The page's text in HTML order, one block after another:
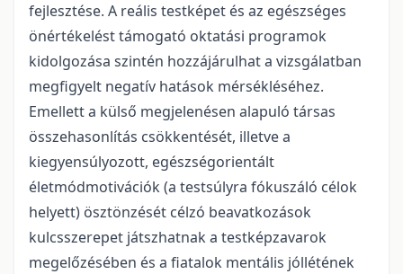
fejlesztése. A reális testképet és az egészséges
önértékelést támogató oktatási programok
kidolgozása szintén hozzájárulhat a vizsgálatban
megfigyelt negatív hatások mérsékléséhez.
Emellett a külső megjelenésen alapuló társas
összehasonlítás csökkentését, illetve a
kiegyensúlyozott, egészségorientált
életmódmotivációk (a testsúlyra fókuszáló célok
helyett) ösztönzését célzó beavatkozások
kulcsszerepet játszhatnak a testképzavarok
megelőzésében és a fiatalok mentális jóllétének